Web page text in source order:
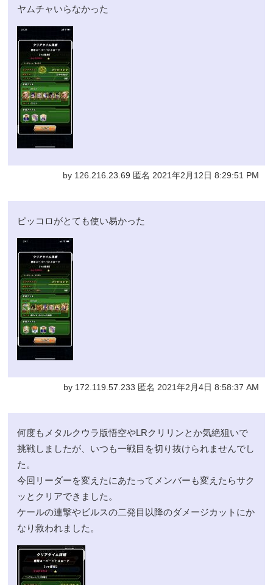
ヤムチャいらなかった
by 126.216.23.69 匿名 2021年2月12日 8:29:51 PM
ピッコロがとても使い易かった
by 172.119.57.233 匿名 2021年2月4日 8:58:37 AM
何度もメタルクウラ版悟空やLRクリリンとか気絶狙いで
挑戦しましたが、いつも一戦目を切り抜けられませんでし
た。
今回リーダーを変えたにあたってメンバーも変えたらサク
ッとクリアできました。
ケールの連撃やビルスの二発目以降のダメージカットにか
なり救われました。